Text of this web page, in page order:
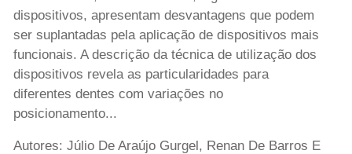
dispositivos, apresentam desvantagens que podem
ser suplantadas pela aplicação de dispositivos mais
funcionais. A descrição da técnica de utilização dos
dispositivos revela as particularidades para
diferentes dentes com variações no
posicionamento...
Autores: Júlio De Araújo Gurgel, Renan De Barros E